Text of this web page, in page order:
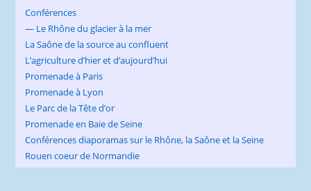
Conférences
— Le Rhône du glacier à la mer
La Saône de la source au confluent
L’agriculture d’hier et d’aujourd’hui
Promenade à Paris
Promenade à Lyon
Le Parc de la Tête d’or
Promenade en Baie de Seine
Conférences diaporamas sur le Rhône, la Saône et la Seine
Rouen coeur de Normandie